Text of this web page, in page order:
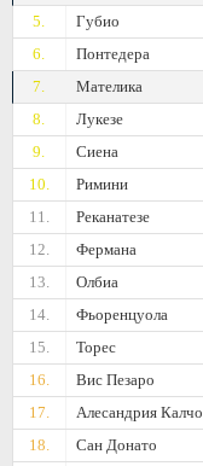
5.
Губио
6.
Понтедера
7.
Мателика
8.
Лукезе
9.
Сиена
10.
Римини
11.
Реканатезе
12.
Фермана
13.
Олбиа
14.
Фьоренцуола
15.
Торес
16.
Вис Пезаро
17.
Алесандрия Калчо
18.
Сан Донато